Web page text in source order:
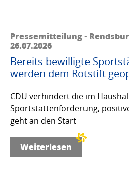
Pressemitteilung ·
26.07.2026
Bereits bewilligte
werden dem Rotstift
CDU verhindert die im
Sportstättenförderung,
geht an den Start
Weiterlesen